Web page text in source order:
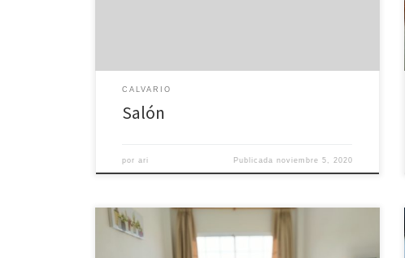
CALVARIO
Salón
porari Publicada noviembre 5, 2020